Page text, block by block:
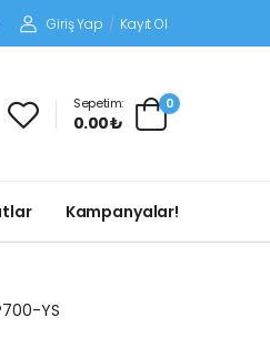
Giriş Yap / Kayıt Ol
Sepetim:
0.00 ₺
0
Kampanyalar!
YS